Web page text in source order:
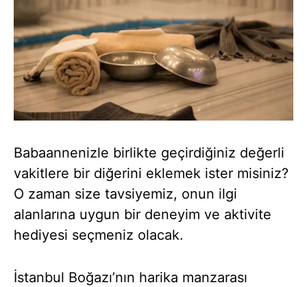
Babaannenizle birlikte geçirdiğiniz değerli
vakitlere bir diğerini eklemek ister misiniz?
O zaman size tavsiyemiz, onun ilgi
alanlarına uygun bir deneyim ve aktivite
hediyesi seçmeniz olacak.
İstanbul Boğazı’nın harika manzarası